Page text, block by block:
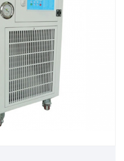
гарантия
вызванные
предлагаемое
проблемы в рамках
ждем возможности
поставщиком
охладителей в Китае.
1кВт-20кВт
Р410а/Р134А/Р404а
240 В/50 Гц/1 Ф